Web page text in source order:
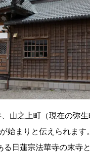
山之上町（現在の弥
始まりと伝えられます
る日蓮宗法華寺の末寺